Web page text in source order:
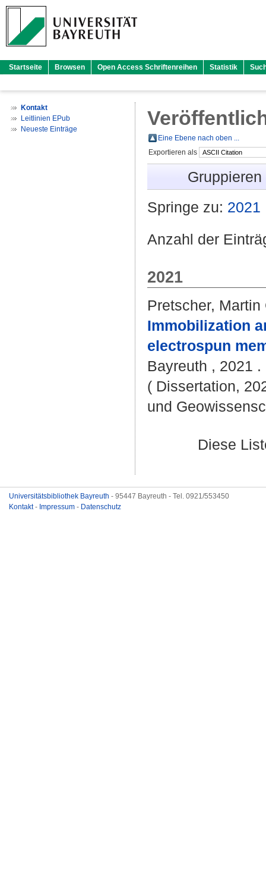
Startseite Browsen Open Access Schriftenreihen Statistik
Kontakt
Leitlinien EPub
Neueste Einträge
Eine Ebene nach oben ...
Exportieren als
Springe zu: 2021
Anzahl der
2021
Pretscher, Martin
Immobilization
electrospun
Bayreuth , 2021
( Dissertation,
und
Diese
Universitätsbibliothek Bayreuth - 95447 Bayreuth - Tel. 0921/553450
Kontakt- Impressum - Datenschutz